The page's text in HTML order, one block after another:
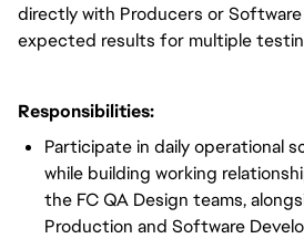
directly with Producers or
expected results for multiple
Responsibilities:
Participate in daily operational
while building working
the FC QA Design teams,
Production and Software